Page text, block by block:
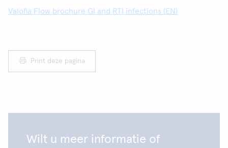
Valofia Flow brochure GI and RTI infections (EN)
Print deze pagina
Wilt u meer informatie of